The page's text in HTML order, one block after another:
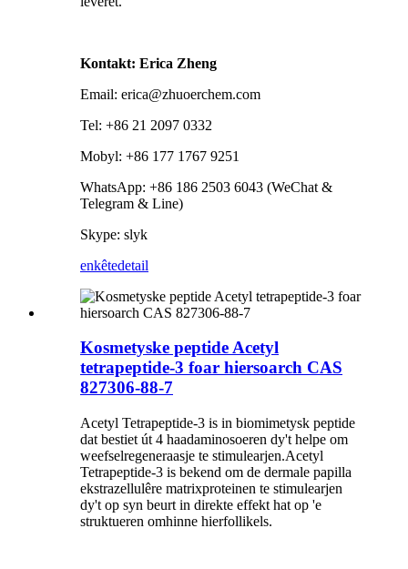
Kontakt: Erica Zheng
Email: erica@zhuoerchem.com
Tel: +86 21 2097 0332
Mobyl: +86 177 1767 9251
WhatsApp: +86 186 2503 6043 (WeChat &
Telegram & Line)
Skype: slyk
enkêtedetail
Kosmetyske peptide Acetyl
tetrapeptide-3 foar hiersoarch CAS
827306-88-7
Acetyl Tetrapeptide-3 is in biomimetysk peptide
dat bestiet út 4 haadaminosoeren dy't helpe om
weefselregeneraasje te stimulearjen.Acetyl
Tetrapeptide-3 is bekend om de dermale papilla
ekstrazellulêre matrixproteinen te stimulearjen
dy't op syn beurt in direkte effekt hat op 'e
struktueren omhinne hierfollikels.